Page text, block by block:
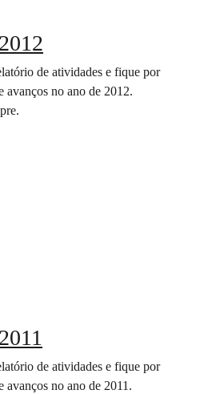
de atividades e fique por
avanços no ano de 2012.
de atividades e fique por
avanços no ano de 2011.